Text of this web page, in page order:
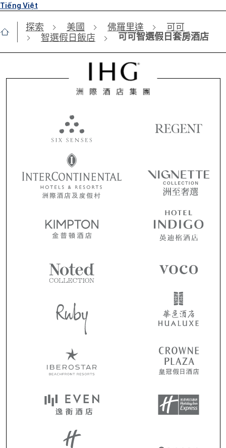
Tiếng Việt
探索 美國 佛羅里達
可可
智選假日飯店
可可智選假日套房酒店